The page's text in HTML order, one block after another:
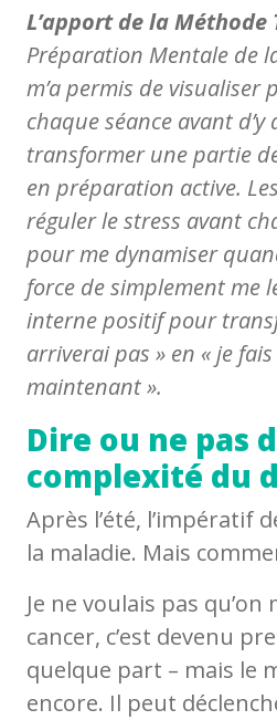
L’apport de la Méthode
Préparation Mentale de
m’a permis de visualiser
chaque séance avant d’y
transformer une partie
en préparation active.
réguler le stress avant
pour me dynamiser
force de simplement me
interne positif pour
arriverai pas » en « je
maintenant ».
Dire ou ne pas
complexité du
Après l’été, l’impératif
la maladie. Mais
Je ne voulais pas qu’on
cancer, c’est devenu
quelque part – mais le
encore. Il peut